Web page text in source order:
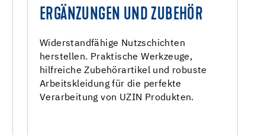
ERGÄNZUNGEN UND ZUBEHÖR
Widerstandfähige Nutzschichten
herstellen. Praktische Werkzeuge,
hilfreiche Zubehörartikel und robuste
Arbeitskleidung für die perfekte
Verarbeitung von UZIN Produkten.
ERGÄNZUNGEN UND ZUBEHÖR
Werkzeuge und Zubehör
UZIN Arbeitskleidung